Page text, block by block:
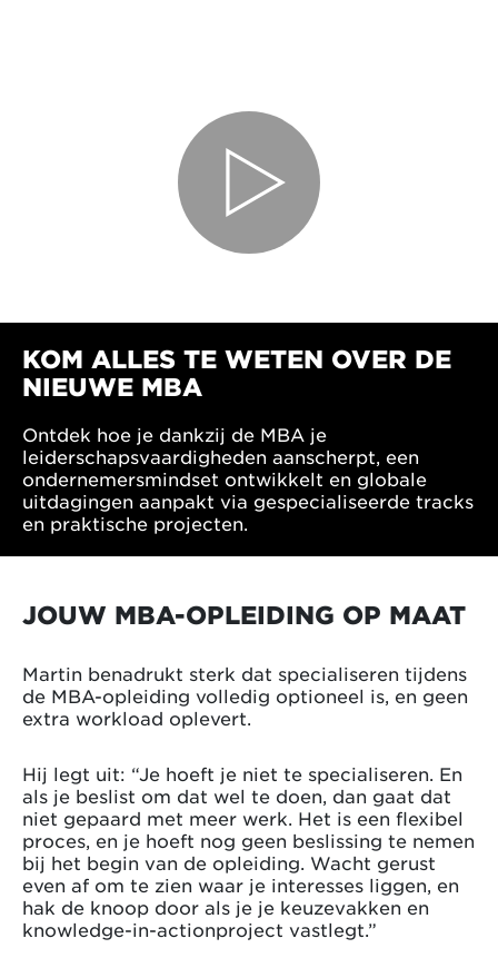
KOM ALLES TE WETEN OVER DE
NIEUWE MBA
Ontdek hoe je dankzij de MBA je
leiderschapsvaardigheden aanscherpt, een
ondernemersmindset ontwikkelt en globale
uitdagingen aanpakt via gespecialiseerde tracks
en praktische projecten.
JOUW MBA-OPLEIDING OP MAAT
Martin benadrukt sterk dat specialiseren tijdens
de MBA-opleiding volledig optioneel is, en geen
extra workload oplevert.
Hij legt uit: “Je hoeft je niet te specialiseren. En
als je beslist om dat wel te doen, dan gaat dat
niet gepaard met meer werk. Het is een flexibel
proces, en je hoeft nog geen beslissing te nemen
bij het begin van de opleiding. Wacht gerust
even af om te zien waar je interesses liggen, en
hak de knoop door als je je keuzevakken en
knowledge-in-actionproject vastlegt.”